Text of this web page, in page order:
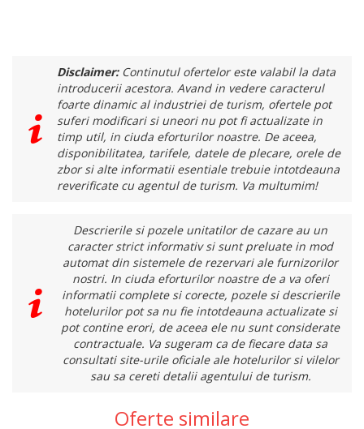
Disclaimer:Continutul ofertelor este valabil la data
introducerii acestora. Avand in vedere caracterul
foarte dinamic al industriei de turism, ofertele pot
suferi modificari si uneori nu pot fi actualizate in
timp util, in ciuda eforturilor noastre. De aceea,
disponibilitatea, tarifele, datele de plecare, orele de
zbor si alte informatii esentiale trebuie intotdeauna
reverificate cu agentul de turism. Va multumim!
Descrierile si pozele unitatilor de cazare au un
caracter strict informativ si sunt preluate in mod
automat din sistemele de rezervari ale furnizorilor
nostri. In ciuda eforturilor noastre de a va oferi
informatii complete si corecte, pozele si descrierile
hotelurilor pot sa nu fie intotdeauna actualizate si
pot contine erori, de aceea ele nu sunt considerate
contractuale. Va sugeram ca de fiecare data sa
consultati site-urile oficiale ale hotelurilor si vilelor
sau sa cereti detalii agentului de turism.
Oferte similare